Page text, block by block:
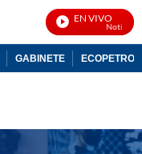
EN VIVO
Noticias
GABINETE ECOPETROL